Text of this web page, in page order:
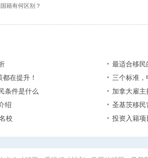
籍有何区别？
最适合移
在提升！
三个标准
条件是什么
加拿大雇
绍
圣基茨移
校
投资入籍